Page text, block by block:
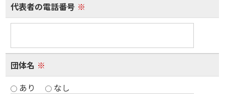
代表者の電話番号 ※
団体名 ※
あり
なし